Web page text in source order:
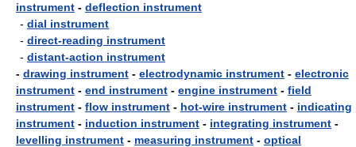
instrument - deflection instrument
- dial instrument
- direct-reading instrument
- distant-action instrument
- drawing instrument - electrodynamic instrument - electronic
instrument - end instrument - engine instrument - field
instrument - flow instrument - hot-wire instrument - indicating
instrument - induction instrument - integrating instrument -
levelling instrument - measuring instrument - optical